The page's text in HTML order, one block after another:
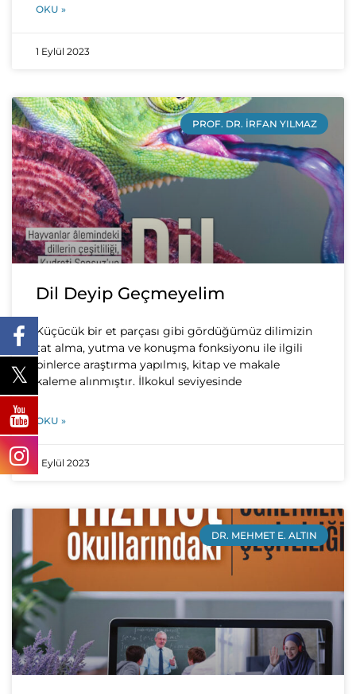
OKU »
1 Eylül 2023
PROF. DR. İRFAN YILMAZ
Dil Deyip Geçmeyelim
Küçücük bir et parçası gibi gördüğümüz dilimizin
tat alma, yutma ve konuşma fonksiyonu ile ilgili
binlerce araştırma yapılmış, kitap ve makale
kaleme alınmıştır. İlkokul seviyesinde
OKU »
1 Eylül 2023
DR. MEHMET E. ALTIN